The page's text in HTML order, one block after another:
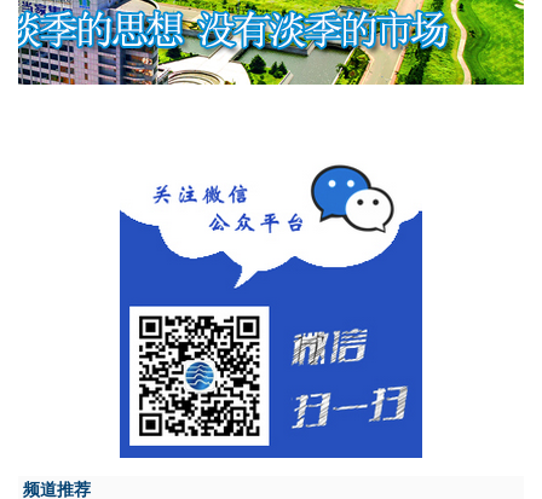
频道推荐